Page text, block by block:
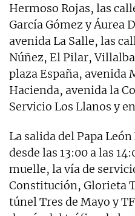
Hermoso Rojas, las
García Gómez y Áurea
avenida La Salle, las
Núñez, El Pilar,
plaza España, avenida
Hacienda, avenida la
Servicio Los Llanos y
La salida del Papa
desde las 13:00 a las
muelle, la vía de
Constitución, Glorieta
túnel Tres de Mayo y